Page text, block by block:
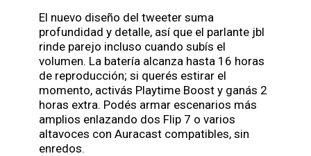
El nuevo diseño del tweeter suma
profundidad y detalle, así que el parlante jbl
rinde parejo incluso cuando subís el
volumen. La batería alcanza hasta 16 horas
de reproducción; si querés estirar el
momento, activás Playtime Boost y ganás 2
horas extra. Podés armar escenarios más
amplios enlazando dos Flip 7 o varios
altavoces con Auracast compatibles, sin
enredos.